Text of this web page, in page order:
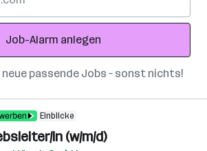
Job-Alarm anlegen
passende Jobs – sonst nichts!
Einblicke
in (w/m/d)